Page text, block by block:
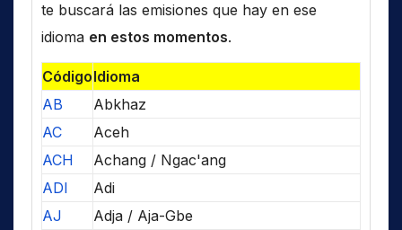
te buscará las emisiones que hay en ese
idioma en estos momentos.
CódigoIdioma
AB
Abkhaz
AC
Aceh
ACH
Achang / Ngac'ang
ADI
Adi
AJ
Adja / Aja-Gbe